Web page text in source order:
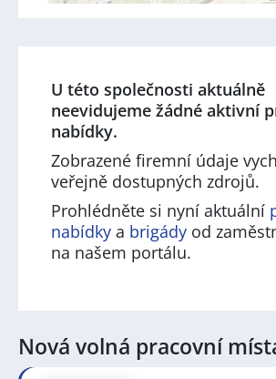
U této společnosti aktuálně
neevidujeme žádné aktivní
nabídky.
Zobrazené firemní údaje
veřejně dostupných zdrojů.
Prohlédněte si nyní aktuální
nabídky a brigády od
na našem portálu.
Nová volná pracovní